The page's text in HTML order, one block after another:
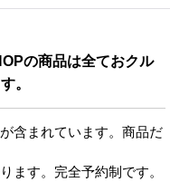
の商品は全ておクル
。
含まれています。商品だ
ます。完全予約制です。